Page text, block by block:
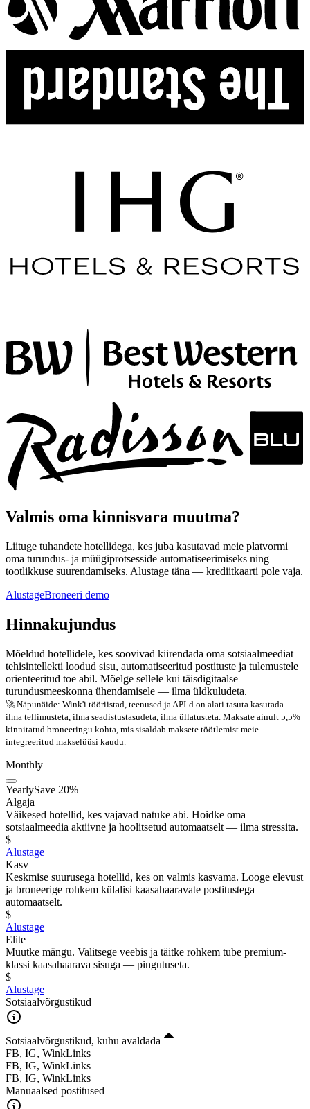
Valmis oma kinnisvara muutma?
Liituge tuhandete hotellidega, kes juba kasutavad meie platvormi
oma turundus- ja müügiprotsesside automatiseerimiseks ning
tootlikkuse suurendamiseks. Alustage täna — krediitkaarti pole vaja.
AlustageBroneeri demo
Hinnakujundus
Mõeldud hotellidele, kes soovivad kiirendada oma sotsiaalmeediat
tehisintellekti loodud sisu, automatiseeritud postituste ja tulemustele
orienteeritud toe abil. Mõelge sellele kui täisdigitaalse
turundusmeeskonna ühendamisele — ilma üldkuludeta.
🚀 Näpunäide: Wink'i tööriistad, teenused ja API-d on alati tasuta kasutada —
ilma tellimusteta, ilma seadistustasudeta, ilma üllatusteta. Maksate ainult 5,5%
kinnitatud broneeringu kohta, mis sisaldab maksete töötlemist meie
integreeritud makselüüsi kaudu.
Monthly
YearlySave 20%
Algaja
Väikesed hotellid, kes vajavad natuke abi. Hoidke oma
sotsiaalmeedia aktiivne ja hoolitsetud automaatselt — ilma stressita.
$
Alustage
Kasv
Keskmise suurusega hotellid, kes on valmis kasvama. Looge elevust
ja broneerige rohkem külalisi kaasahaaravate postitustega —
automaatselt.
$
Alustage
Elite
Muutke mängu. Valitsege veebis ja täitke rohkem tube premium-
klassi kaasahaarava sisuga — pingutuseta.
$
Alustage
Sotsiaalvõrgustikud
Sotsiaalvõrgustikud, kuhu avaldada
FB, IG, WinkLinks
FB, IG, WinkLinks
FB, IG, WinkLinks
Manuaalsed postitused